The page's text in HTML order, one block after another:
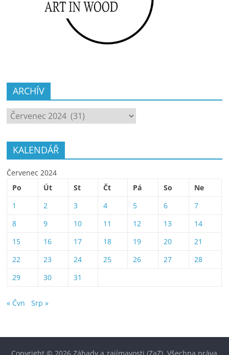
ARCHÍV
ARCHÍV
KALENDÁŘ
Červenec 2024
Po
Út St Čt Pá So
Ne
1
2 3 4 5 6
7
8
9 10 11 12 13
14
15
16 17 18 19 20
21
22
23 24 25 26 27
28
29
30 31
« Čvn Srp »
Copyright © 2026Záhady a zajímavosti (ZaZ) . Všechna práva